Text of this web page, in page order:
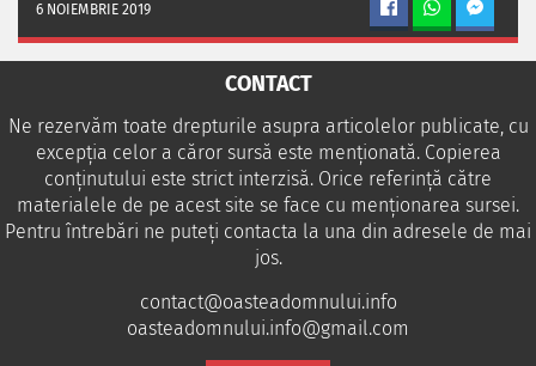
6 NOIEMBRIE 2019
CONTACT
Ne rezervăm toate drepturile asupra articolelor publicate, cu
excepția celor a căror sursă este menționată. Copierea
conținutului este strict interzisă. Orice referință către
materialele de pe acest site se face cu menționarea sursei.
Pentru întrebări ne puteţi contacta la una din adresele de mai
jos.
contact@oasteadomnului.info
oasteadomnului.info@gmail.com